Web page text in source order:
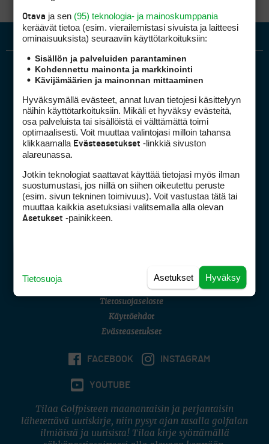
Golfpiste mediakortti
Golfpisteen yhteystiedot
DSA avoimuusraportti
Asiakaspalvelu
(digi) digi@otavamedia.fi
Tietosuojaseloste
Käyttöehdot
Evästeasetukset
FACEBOOK INSTAGRAM
YOUTUBE
Tilaa Golfpisteen maanantaisin ja perjantaisin
lähetettävä uutiskirje, niin pysyt ajan tasalla golfalan
ilmiöistä ja uutisista! Tilaa kirje syöttämällä
Otava ja sen (95) teknologia- ja mainoskumppania
keräävät tietoa (esim. vierailemis­tasi sivuista ja laitteesi
ominaisuuk­sista) seuraaviin käyttötarkoituksiin:
Sisällön ja palveluiden parantaminen
Kohdennettu mainonta ja markkinointi
Kävijämäärien ja mainonnan mittaaminen
Hyväksymällä evästeet, annat luvan tietojesi käsittelyyn
näihin käyttötarkoituksiin. Mikäli et hyväksy evästeitä,
osa palveluista tai sisällöistä ei välttämättä toimi
optimaalisesti. Voit muuttaa valintojasi milloin tahansa
klikkaamalla Evästeasetukset -linkkiä sivuston
alareunassa.
Jotkin teknologiat saattavat käyttää tietojasi myös ilman
suostumustasi, jos niillä on siihen oikeutettu peruste
(esim. sivun tekninen toimivuus). Voit vastustaa tätä tai
muuttaa kaikkia asetuksiasi valitsemalla alla olevan
Asetukset -painikkeen.
Hyväksy
Asetukset
Tietosuoja